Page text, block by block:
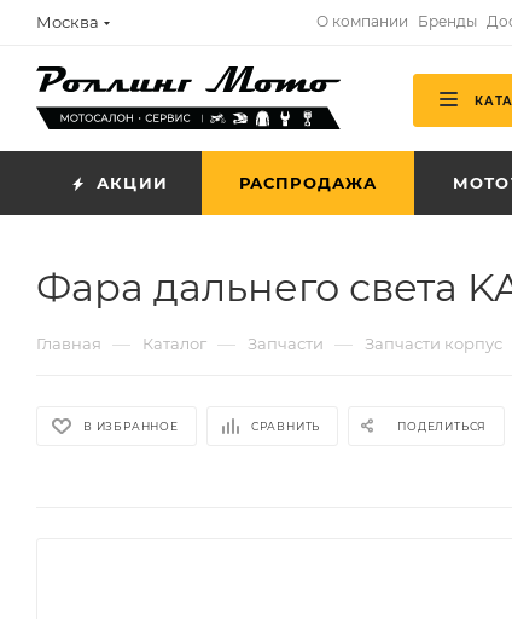
Москва О компании Бренды
АКЦИИ РАСПРОДАЖА
Фара дальнего света
Главная — Каталог — Запчасти — Запчасти корпус
В ИЗБРАННОЕ СРАВНИТЬ ПОДЕЛИТЬСЯ